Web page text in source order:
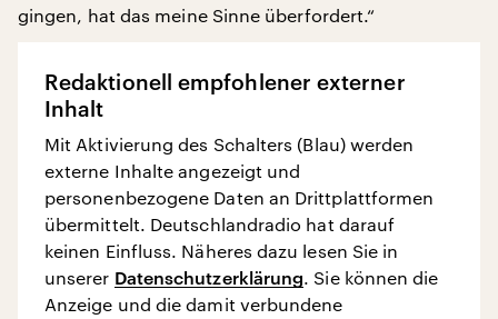
gingen, hat das meine Sinne überfordert.“
Redaktionell empfohlener externer
Inhalt
Mit Aktivierung des Schalters (Blau) werden
externe Inhalte angezeigt und
personenbezogene Daten an Drittplattformen
übermittelt. Deutschlandradio hat darauf
keinen Einfluss. Näheres dazu lesen Sie in
unserer Datenschutzerklärung. Sie können die
Anzeige und die damit verbundene